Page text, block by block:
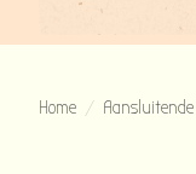
Home /